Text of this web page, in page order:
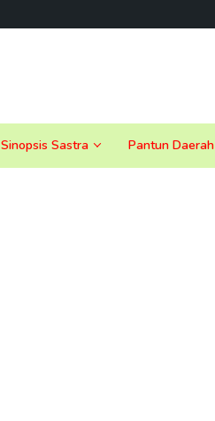
Sinopsis Sastra Pantun Daerah